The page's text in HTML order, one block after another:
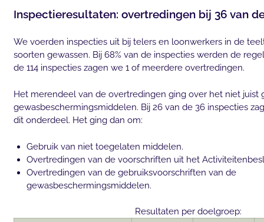
Inspectieresultaten: overtredingen bij 36 van
We voerden inspecties uit bij telers en loonwerkers in de
soorten gewassen. Bij 68% van de inspecties werden de
de 114 inspecties zagen we 1 of meerdere overtredingen.
Het merendeel van de overtredingen ging over het niet juist
gewasbeschermingsmiddelen. Bij 26 van de 36 inspecties
dit onderdeel. Het ging dan om:
Gebruik van niet toegelaten middelen.
Overtredingen van de voorschriften uit het
Overtredingen van de gebruiksvoorschriften van de
gewasbeschermingsmiddelen.
Resultaten per doelgroep: